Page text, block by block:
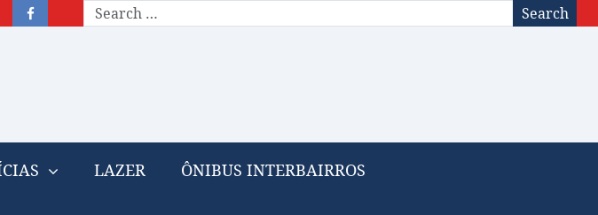
Search
LAZER ÔNIBUS INTERBAIRROS